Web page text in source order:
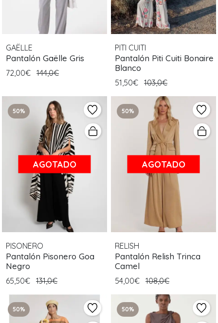
GAËLLE
Pantalón Gaëlle Gris
72,00€ 144,0€
PITI CUITI
Pantalón Piti Cuiti Bonaire
Blanco
51,50€ 103,0€
50%
AGOTADO
PISONERO
Pantalón Pisonero Goa
Negro
65,50€ 131,0€
50%
AGOTADO
RELISH
Pantalón Relish Trinca
Camel
54,00€ 108,0€
50% 50%